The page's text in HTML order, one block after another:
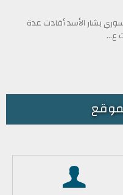
بشار الأسد أفادت عدة
ع...